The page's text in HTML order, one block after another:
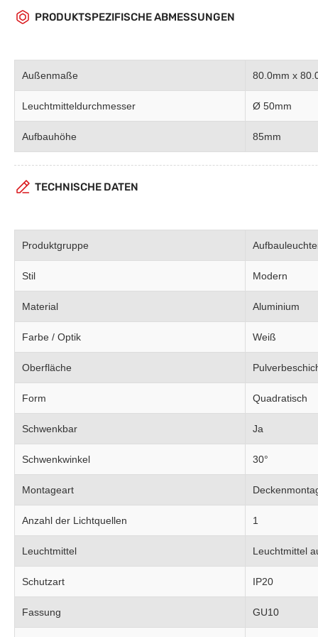
PRODUKTSPEZIFISCHE ABMESSUNGEN
Außenmaße 80.0mm x
Leuchtmitteldurchmesser Ø 50mm
Aufbauhöhe 85mm
TECHNISCHE DATEN
Produktgruppe
Stil Modern
Material Aluminium
Farbe / Optik Weiß
Oberfläche
Form Quadratisch
Schwenkbar Ja
Schwenkwinkel 30°
Montageart
Anzahl der Lichtquellen 1
Leuchtmittel Leuchtmittel
Schutzart IP20
Fassung GU10